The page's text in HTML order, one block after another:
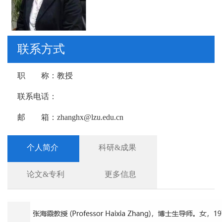
联系方式
职 称： 教授
联系电话：
邮 箱： zhanghx@lzu.edu.cn
个人简介 科研&成果
论文&专利 更多信息